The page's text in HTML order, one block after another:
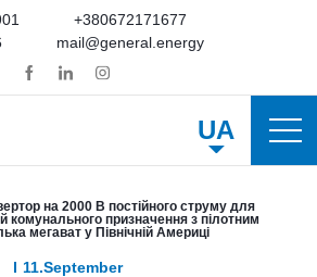
+380672171677
mail@general.energy
UA
на 2000 В постійного струму для
комунального призначення з пілотним
мегават у Північній Америці
11.September